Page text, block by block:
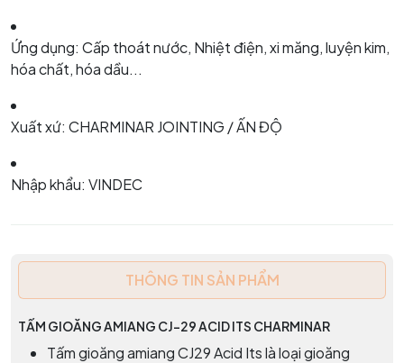
Ứng dụng: Cấp thoát nước, Nhiệt điện, xi măng, luyện kim,
hóa chất, hóa dầu...
Xuất xứ: CHARMINAR JOINTING / ẤN ĐỘ
Nhập khẩu: VINDEC
THÔNG TIN SẢN PHẨM
TẤM GIOĂNG AMIANG CJ-29 ACID ITS CHARMINAR
Tấm gioăng amiang CJ29 Acid Its là loại gioăng